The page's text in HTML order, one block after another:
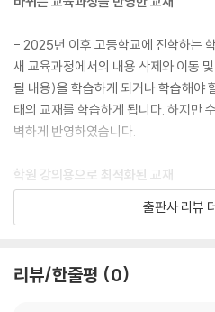
2. 정적분의 성질
10 정적분의 응용
1. 여러 가지 함수의 정적분
2. 정적분으로 정의된 함수
2. 속도와 거리
- 2025년 이후 고등학교에 진학하는
새 교육과정에서의 내용 삭제와 이동
될 내용)을 학습하게 되거나 학습해야
태의 교재를 학습하게 됩니다. 하지만
벽하게 반영하였습니다.
학원 강의용으로 최적화된 교재
- 저자의 20년 교단생활의 열정과 10
이도에 중점을 두어 구성하였습니다.
출판사 리뷰
리뷰/한줄평 0